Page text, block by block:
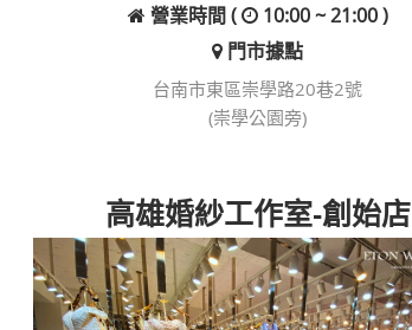
營業時間 (
10:00 ~ 21:00 )
門市據點
台南市東區崇學路20巷2號
(崇學公園旁)
高雄婚紗工作室-創始店